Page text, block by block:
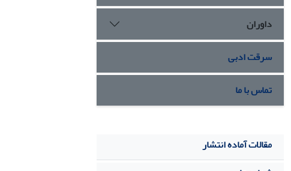
داوران
سرقت ادبی
تماس با ما
مقالات آماده انتشار